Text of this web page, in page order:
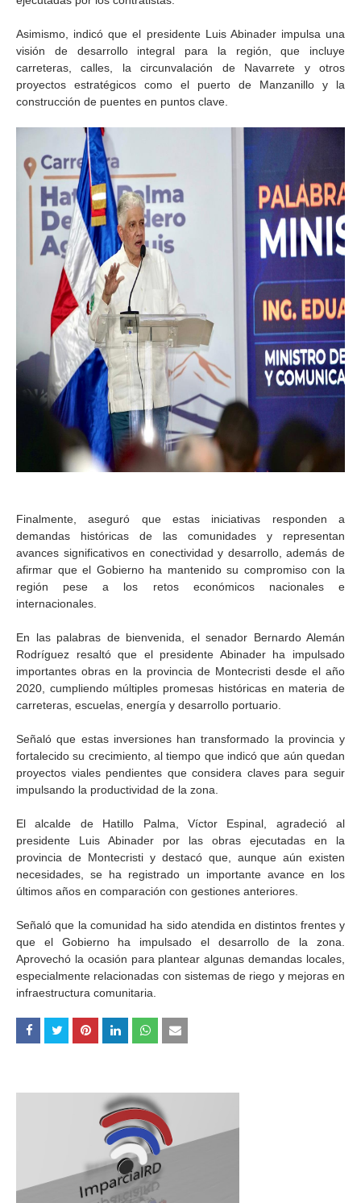
Asimismo, indicó que el presidente Luis Abinader impulsa una
visión de desarrollo integral para la región, que incluye
carreteras, calles, la circunvalación de Navarrete y otros
proyectos estratégicos como el puerto de Manzanillo y la
construcción de puentes en puntos clave.
Finalmente, aseguró que estas iniciativas responden a
demandas históricas de las comunidades y representan
avances significativos en conectividad y desarrollo, además de
afirmar que el Gobierno ha mantenido su compromiso con la
región pese a los retos económicos nacionales e
internacionales.
En las palabras de bienvenida, el senador Bernardo Alemán
Rodríguez resaltó que el presidente Abinader ha impulsado
importantes obras en la provincia de Montecristi desde el año
2020, cumpliendo múltiples promesas históricas en materia de
carreteras, escuelas, energía y desarrollo portuario.
Señaló que estas inversiones han transformado la provincia y
fortalecido su crecimiento, al tiempo que indicó que aún quedan
proyectos viales pendientes que considera claves para seguir
impulsando la productividad de la zona.
El alcalde de Hatillo Palma, Víctor Espinal, agradeció al
presidente Luis Abinader por las obras ejecutadas en la
provincia de Montecristi y destacó que, aunque aún existen
necesidades, se ha registrado un importante avance en los
últimos años en comparación con gestiones anteriores.
Señaló que la comunidad ha sido atendida en distintos frentes y
que el Gobierno ha impulsado el desarrollo de la zona.
Aprovechó la ocasión para plantear algunas demandas locales,
especialmente relacionadas con sistemas de riego y mejoras en
infraestructura comunitaria.